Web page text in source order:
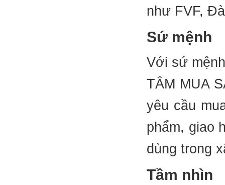
như FVF,
Sứ mệnh
Với sứ
TÂM MUA
yêu cầu
phẩm, giao
dùng trong
Tầm nhìn